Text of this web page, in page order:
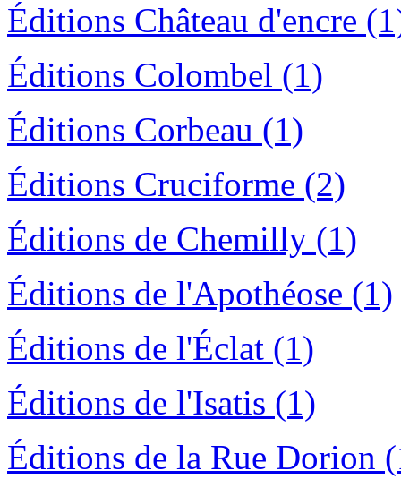
Éditions Château d'encre
Éditions Colombel (1)
Éditions Corbeau (1)
Éditions Cruciforme (2)
Éditions de Chemilly (1)
Éditions de l'Apothéose (1)
Éditions de l'Éclat (1)
Éditions de l'Isatis (1)
Éditions de la Rue Dorion